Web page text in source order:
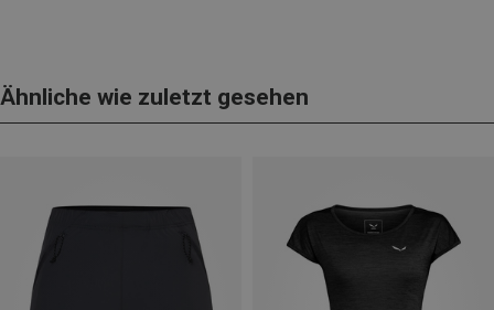
Ähnliche wie zuletzt gesehen